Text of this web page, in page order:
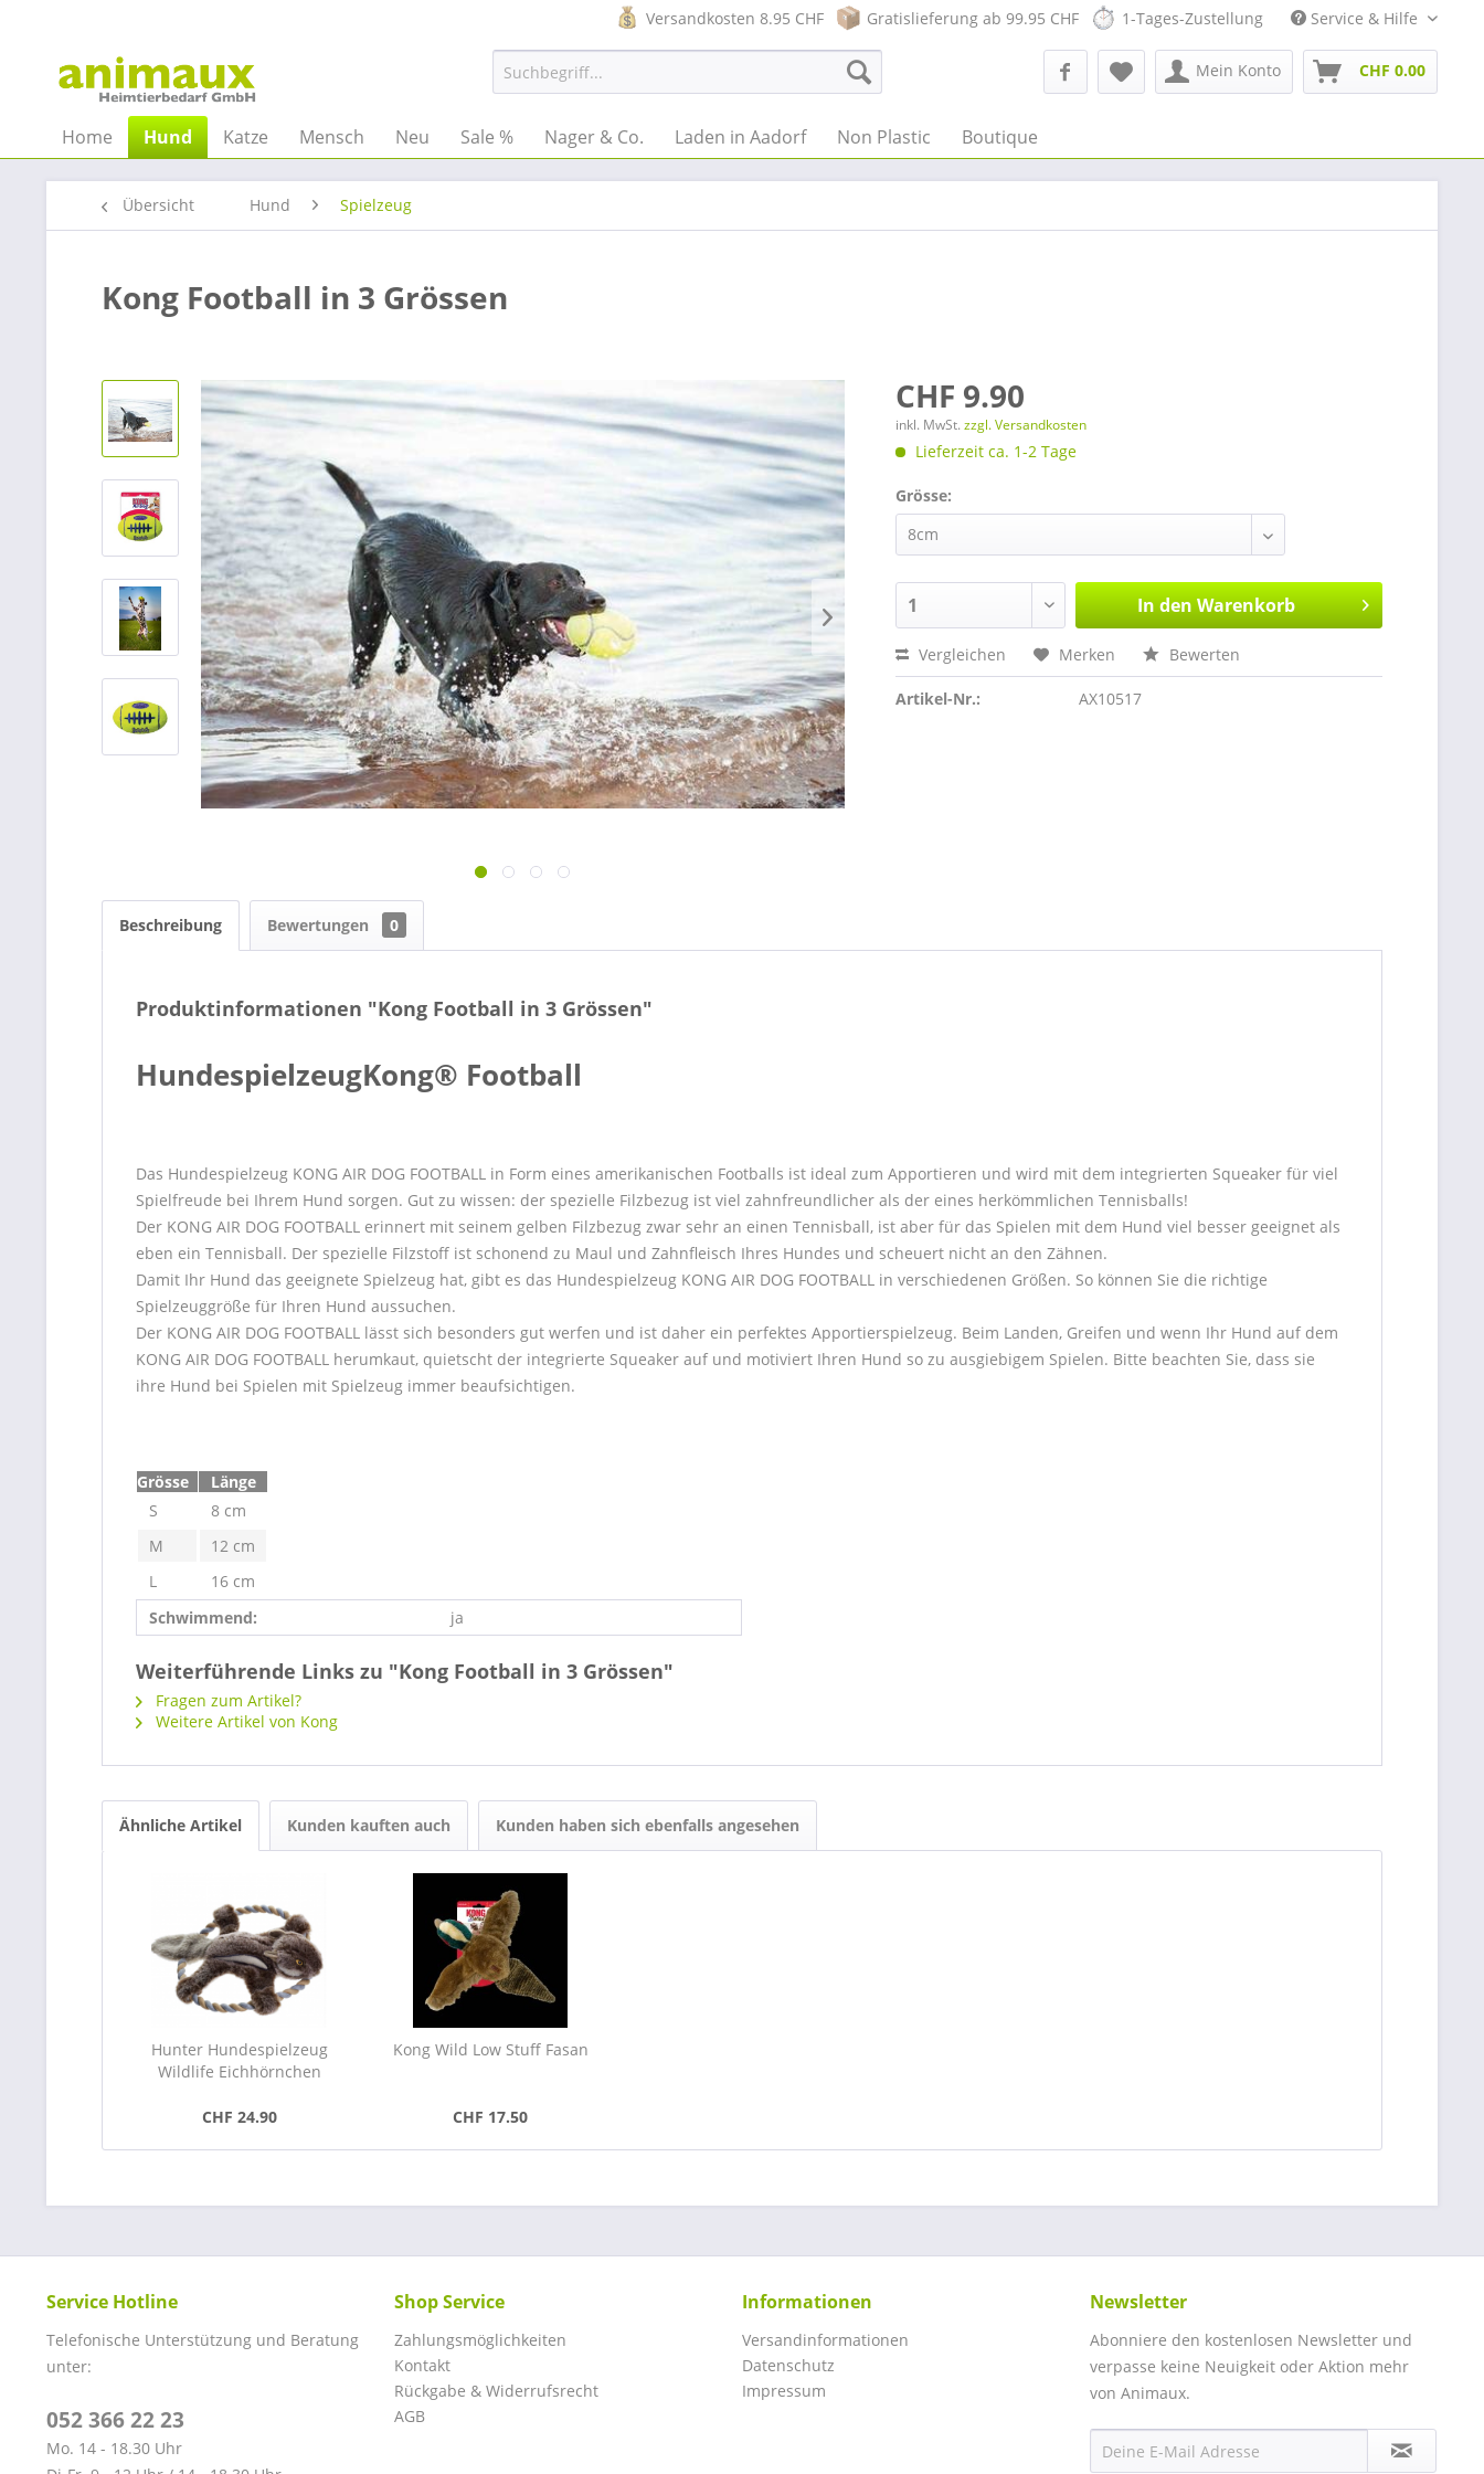
Versandkosten 8.95 CHF Gratislieferung ab 99.95 CHF 1-Tages-Zustellung Service & Hilfe
Mein Konto CHF 0.00
Home Hund Katze Mensch Neu Sale % Nager & Co. Laden in Aadorf Non Plastic Boutique
Übersicht Hund Spielzeug
Kong Football in 3 Grössen
CHF 9.90
inkl. MwSt.zzgl. Versandkosten
Lieferzeit ca. 1-2 Tage
Grösse:
In den Warenkorb
Vergleichen Merken Bewerten
Artikel-Nr.: AX10517
Beschreibung Bewertungen 0
Produktinformationen "Kong Football in 3 Grössen"
HundespielzeugKong® Football
Das Hundespielzeug KONG AIR DOG FOOTBALL in Form eines amerikanischen Footballs ist ideal zum Apportieren und wird mit dem integrierten Squeaker für viel
Spielfreude bei Ihrem Hund sorgen. Gut zu wissen: der spezielle Filzbezug ist viel zahnfreundlicher als der eines herkömmlichen Tennisballs!
Der KONG AIR DOG FOOTBALL erinnert mit seinem gelben Filzbezug zwar sehr an einen Tennisball, ist aber für das Spielen mit dem Hund viel besser geeignet als
eben ein Tennisball. Der spezielle Filzstoff ist schonend zu Maul und Zahnfleisch Ihres Hundes und scheuert nicht an den Zähnen.
Damit Ihr Hund das geeignete Spielzeug hat, gibt es das Hundespielzeug KONG AIR DOG FOOTBALL in verschiedenen Größen. So können Sie die richtige
Spielzeuggröße für Ihren Hund aussuchen.
Der KONG AIR DOG FOOTBALL lässt sich besonders gut werfen und ist daher ein perfektes Apportierspielzeug. Beim Landen, Greifen und wenn Ihr Hund auf dem
KONG AIR DOG FOOTBALL herumkaut, quietscht der integrierte Squeaker auf und motiviert Ihren Hund so zu ausgiebigem Spielen. Bitte beachten Sie, dass sie
ihre Hund bei Spielen mit Spielzeug immer beaufsichtigen.
Grösse
Länge
S
8 cm
M
12 cm
L
16 cm
Schwimmend:
ja
Weiterführende Links zu "Kong Football in 3 Grössen"
Fragen zum Artikel?
Weitere Artikel von Kong
Ähnliche Artikel Kunden kauften auch Kunden haben sich ebenfalls angesehen
Hunter Hundespielzeug
Wildlife Eichhörnchen
CHF 24.90
Kong Wild Low Stuff Fasan
CHF 17.50
Service Hotline
Telefonische Unterstützung und Beratung
unter:
052 366 22 23
Mo. 14 - 18.30 Uhr
Shop Service
Zahlungsmöglichkeiten
Kontakt
Rückgabe & Widerrufsrecht
AGB
Informationen
Versandinformationen
Datenschutz
Impressum
Newsletter
Abonniere den kostenlosen Newsletter und
verpasse keine Neuigkeit oder Aktion mehr
von Animaux.